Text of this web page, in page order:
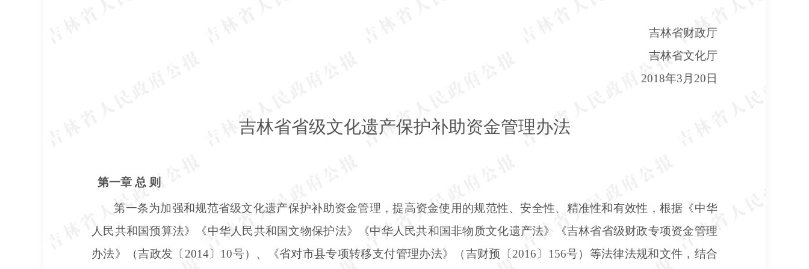
吉林省财政厅
吉林省文化厅
2018年3月20日
吉林省省级文化遗产保护补助资金管理办法
第一章 总 则
第一条为加强和规范省级文化遗产保护补助资金管理，提高资金使用的规范性、安全性、精准性和有效性，根据《中华
人民共和国预算法》《中华人民共和国文物保护法》《中华人民共和国非物质文化遗产法》《吉林省省级财政专项资金管理
办法》（吉政发〔 2014〕10号）、《省对市县专项转移支付管理办法》（吉财预〔2016〕156号）等法律法规和文件，结合